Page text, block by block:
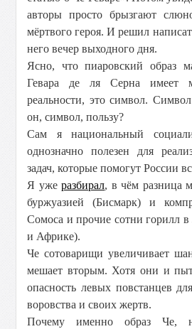
авторы просто брызгают
мёртвого героя. И решил
него вечер выходного дня.
Ясно, что пиаровский образ
Гевара де ля Серна имеет
реальности, это символ.
он, символ, пользу?
Сам я национальный
однозначно полезен для
задач, которые помогут России
Я ужеразбирал, в чём разница
буржуазией (Бисмарк) и
Сомоса и прочие сотни горилл
и Африке).
Че сотоварищи увеличивает
мешает вторым. Хотя они и
опасность левых повстанцев
воровства и своих жертв.
Почему именно образ Че,